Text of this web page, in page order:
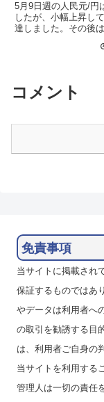
5月9日週の人民元/円
したが、小幅上昇し
達しました。その後
がありましたが、そ
FXTRAD...
コメント
免責事項
当サイトに掲載され
保証するものではあ
やデータは利用者へ
の取引を勧誘する目
は、利用者ご自身の
当サイトを利用する
管理人は一切の責任